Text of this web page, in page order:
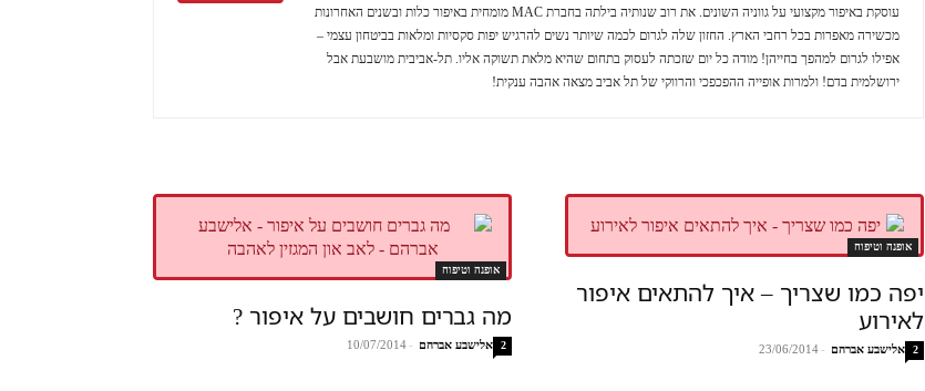
עוסקת באיפור מקצועי על גווניה השונים. את רוב שנותיה בילתה בחברת MAC מומחית באיפור כלות ובשנים האחרונות
מכשירה מאפרות בכל רחבי הארץ. החזון שלה לגרום לכמה שיותר נשים להרגיש יפות סקסיות ומלאות בביטחון עצמי –
אפילו לגרום למהפך בחייהן! מודה כל יום שזכתה לעסוק בתחום שהיא מלאת תשוקה אליו. תל-אביבית מושבעת אבל
ירושלמית בדם! ולמרות אופייה ההפכפכי והרווקי של תל אביב מצאה אהבה ענקית!
אופנה וטיפוח
מה גברים חושבים על איפור ?
אלישבע אברהם -
10/07/2014 2
אופנה וטיפוח
יפה כמו שצריך – איך להתאים איפור
לאירוע
אלישבע אברהם -
23/06/2014 2